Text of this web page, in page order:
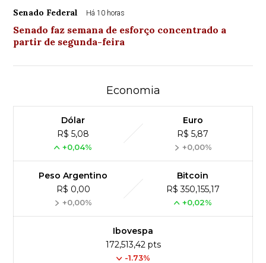
Senado Federal Há 10 horas
Senado faz semana de esforço concentrado a
partir de segunda-feira
Economia
Dólar
R$ 5,08
+0,04%
Euro
R$ 5,87
+0,00%
Peso Argentino
R$ 0,00
+0,00%
Bitcoin
R$ 350,155,17
+0,02%
Ibovespa
172,513,42 pts
-1.73%